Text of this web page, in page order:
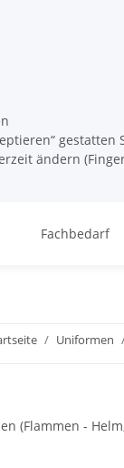
gestatten
ändern
Fachbedarf
Uniformen